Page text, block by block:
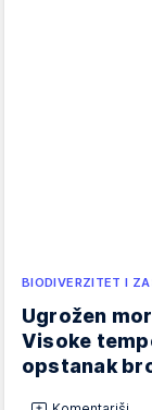
BIODIVERZITET I
Ugrožen
Visoke
opstanak